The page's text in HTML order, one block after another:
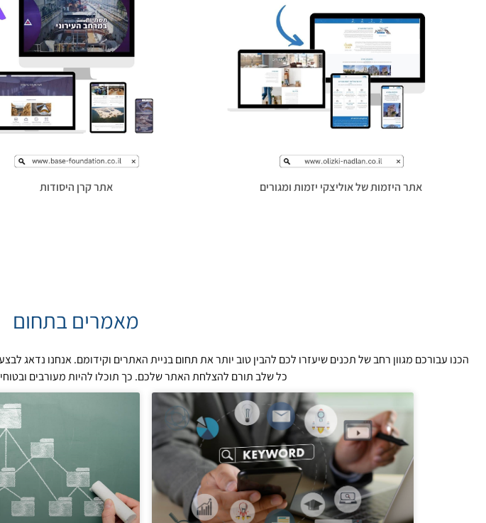
אתר היזמות של אוליצקי יזמות ומגורים אתר קרן היסודות
מאמרים בתחום
הכנו עבורכם מגוון רחב של תכנים שיעזרו לכם להבין טוב יותר את תחום בניית האתרים וקידומם. אנחנו נדאג
כל שלב תורם להצלחת האתר שלכם. כך תוכלו להיות מעורבים